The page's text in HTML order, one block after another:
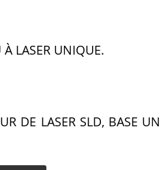
LASER UNIQUE.
DE LASER SLD, BASE